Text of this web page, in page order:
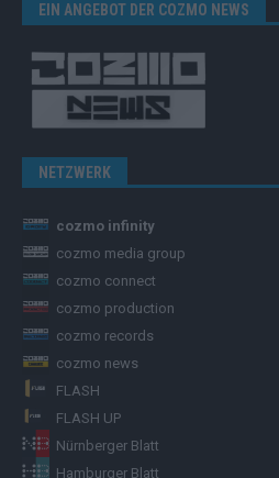
EIN ANGEBOT DER COZMO NEWS
NETZWERK
cozmo infinity
cozmo media group
cozmo connect
cozmo production
cozmo records
cozmo news
FLASH
FLASH UP
Nürnberger Blatt
Hamburger Blatt